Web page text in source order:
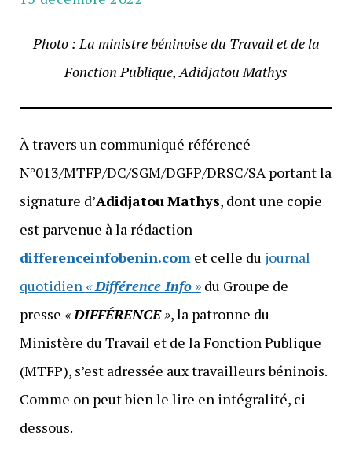
Photo : La ministre béninoise du Travail et de la
Fonction Publique, Adidjatou Mathys
À travers un communiqué référencé
N°013/MTFP/DC/SGM/DGFP/DRSC/SA portant la
signature d’AdidjatouMathys, dont une copie
est parvenue à la rédaction
differenceinfobenin.comet celle du journal
quotidien «Différence Info»du Groupe de
presse «DIFFÉRENCE», la patronne du
Ministère du Travail et de la Fonction Publique
(MTFP), s’est adressée aux travailleurs béninois.
Comme on peut bien le lire en intégralité, ci-
dessous.